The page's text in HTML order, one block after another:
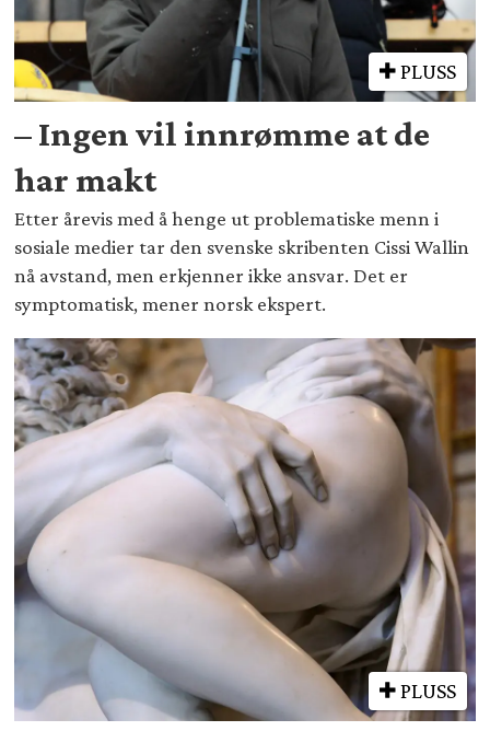
PLUSS
– Ingen vil innrømme at de
har makt
Etter årevis med å henge ut problematiske menn i
sosiale medier tar den svenske skribenten Cissi Wallin
nå avstand, men erkjenner ikke ansvar. Det er
symptomatisk, mener norsk ekspert.
PLUSS